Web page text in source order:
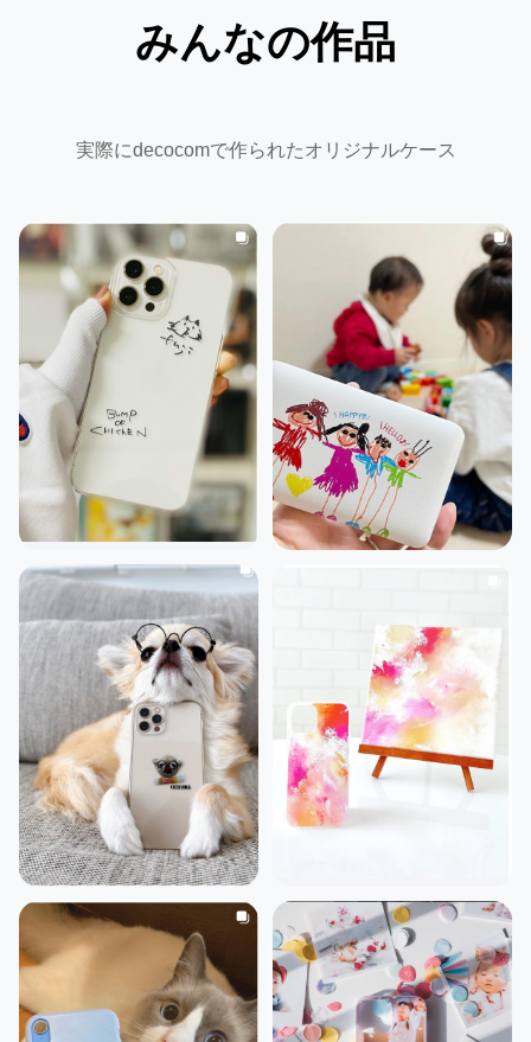
みんなの作品
実際にdecocomで作られたオリジナルケース